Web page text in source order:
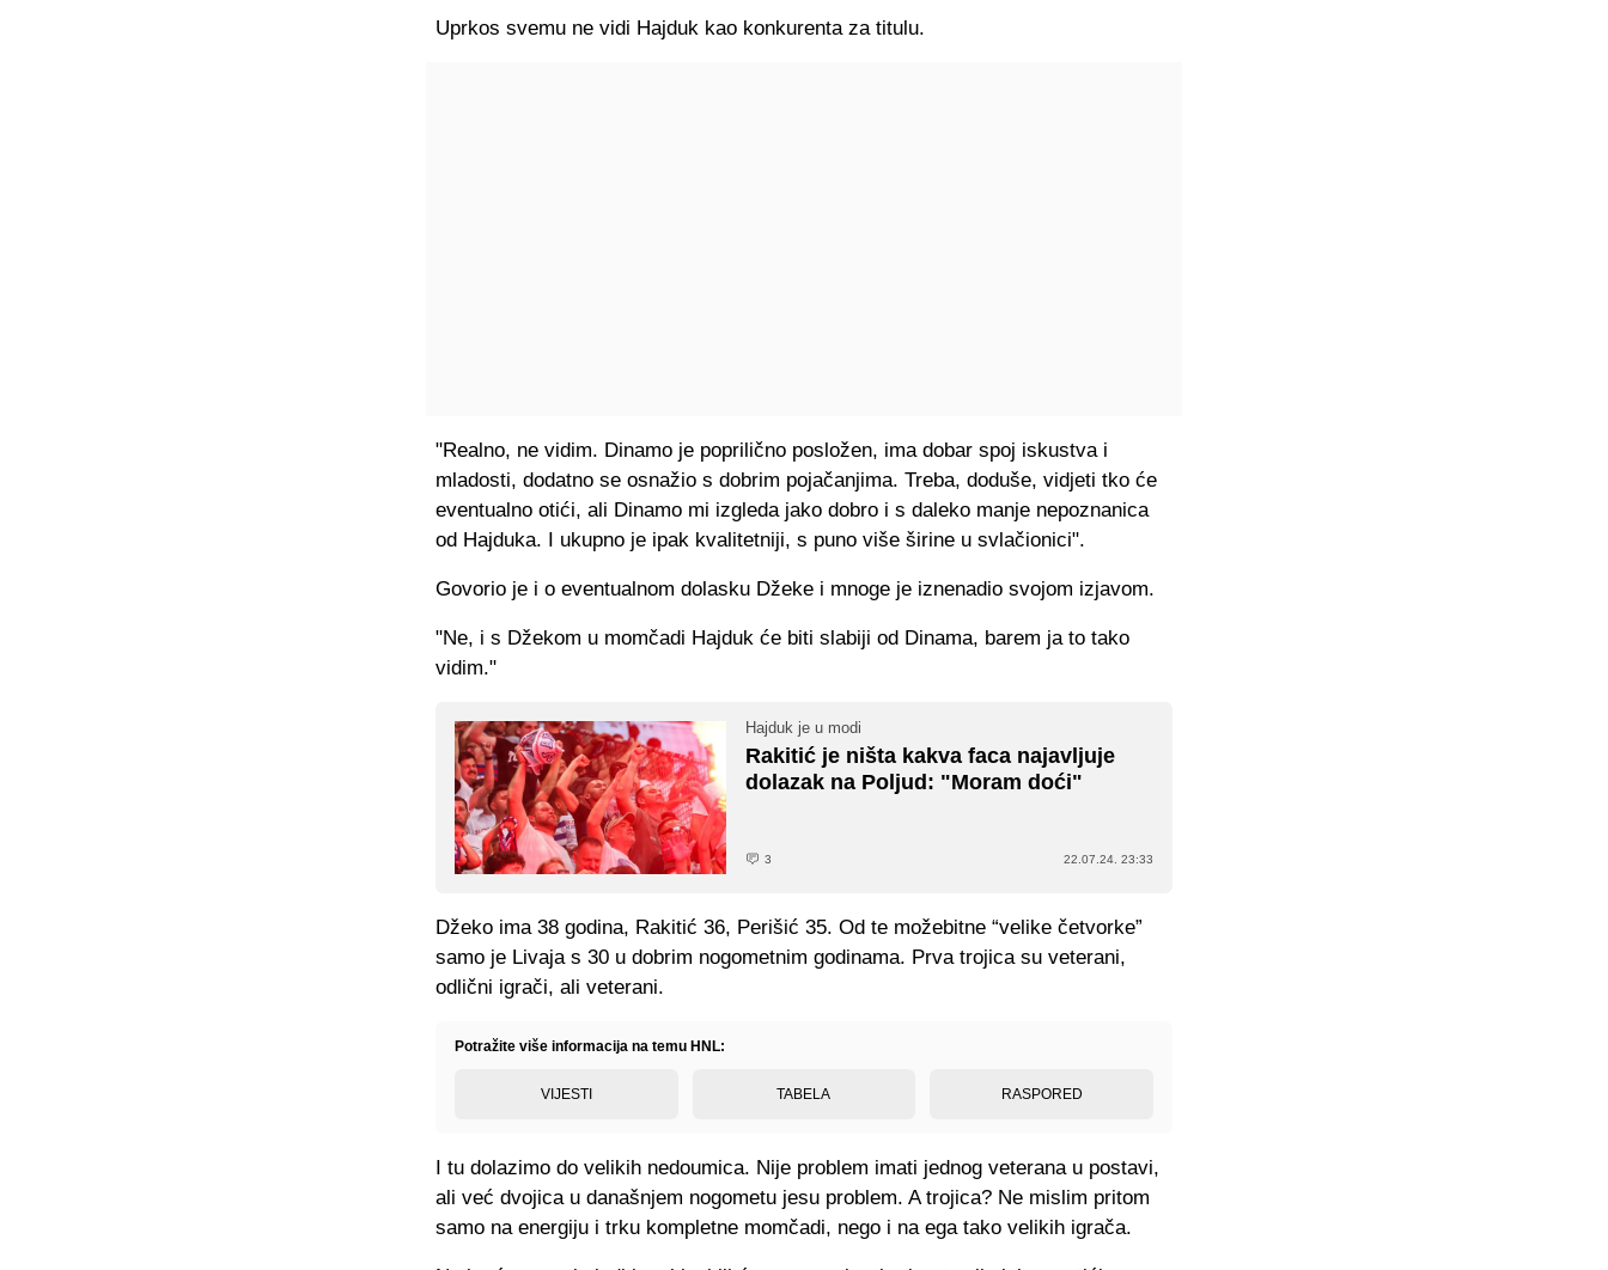
Uprkos svemu ne vidi Hajduk kao konkurenta za titulu.
"Realno, ne vidim. Dinamo je poprilično posložen, ima dobar spoj iskustva i
mladosti, dodatno se osnažio s dobrim pojačanjima. Treba, doduše, vidjeti tko će
eventualno otići, ali Dinamo mi izgleda jako dobro i s daleko manje nepoznanica
od Hajduka. I ukupno je ipak kvalitetniji, s puno više širine u svlačionici".
Govorio je i o eventualnom dolasku Džeke i mnoge je iznenadio svojom izjavom.
"Ne, i s Džekom u momčadi Hajduk će biti slabiji od Dinama, barem ja to tako
vidim."
Hajduk je u modi
Rakitić je ništa kakva faca najavljuje
dolazak na Poljud: "Moram doći"
3 22.07.24. 23:33
Džeko ima 38 godina, Rakitić 36, Perišić 35. Od te možebitne “velike četvorke”
samo je Livaja s 30 u dobrim nogometnim godinama. Prva trojica su veterani,
odlični igrači, ali veterani.
Potražite više informacija na temu HNL:
VIJESTI TABELA RASPORED
I tu dolazimo do velikih nedoumica. Nije problem imati jednog veterana u postavi,
ali već dvojica u današnjem nogometu jesu problem. A trojica? Ne mislim pritom
samo na energiju i trku kompletne momčadi, nego i na ega tako velikih igrača.